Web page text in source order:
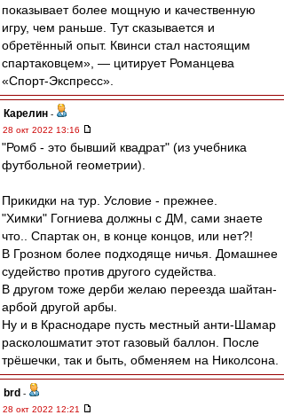
показывает более мощную и качественную
игру, чем раньше. Тут сказывается и
обретённый опыт. Квинси стал настоящим
спартаковцем», — цитирует Романцева
«Спорт-Экспресс».
Карелин -
28 окт 2022 13:16
"Ромб - это бывший квадрат" (из учебника
футбольной геометрии).
Прикидки на тур. Условие - прежнее.
"Химки" Гогниева должны с ДМ, сами знаете
что.. Спартак он, в конце концов, или нет?!
В Грозном более подходяще ничья. Домашнее
судейство против другого судейства.
В другом тоже дерби желаю переезда шайтан-
арбой другой арбы.
Ну и в Краснодаре пусть местный анти-Шамар
расколошматит этот газовый баллон. После
трёшечки, так и быть, обменяем на Николсона.
brd -
28 окт 2022 12:21